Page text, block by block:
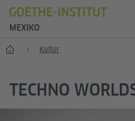
MEXIKO
Start Kultur
TECHNO